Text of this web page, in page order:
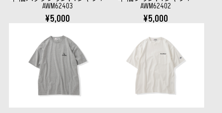
AWM62403
¥5,000
AWM62402
¥5,000